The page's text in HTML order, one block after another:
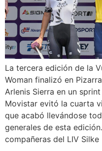
La tercera edición de la
Woman finalizó en
Arlenis Sierra en un
Movistar evitó la cuarta
que acabó llevándose
generales de esta
compañeras del LIV